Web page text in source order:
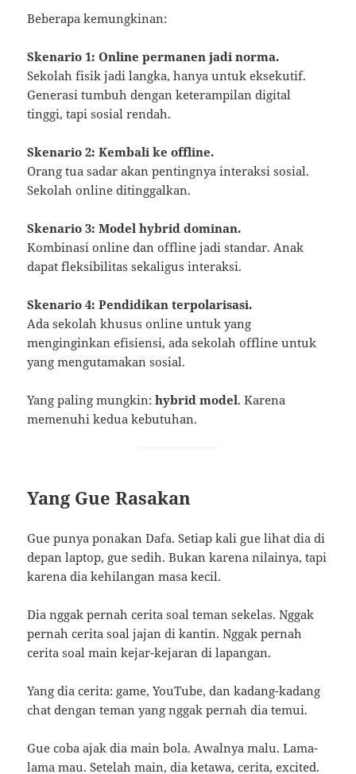
Beberapa kemungkinan:
Skenario 1: Online permanen jadi norma.
Sekolah fisik jadi langka, hanya untuk eksekutif.
Generasi tumbuh dengan keterampilan digital
tinggi, tapi sosial rendah.
Skenario 2: Kembali ke offline.
Orang tua sadar akan pentingnya interaksi sosial.
Sekolah online ditinggalkan.
Skenario 3: Model hybrid dominan.
Kombinasi online dan offline jadi standar. Anak
dapat fleksibilitas sekaligus interaksi.
Skenario 4: Pendidikan terpolarisasi.
Ada sekolah khusus online untuk yang
menginginkan efisiensi, ada sekolah offline untuk
yang mengutamakan sosial.
Yang paling mungkin:hybrid model. Karena
memenuhi kedua kebutuhan.
Yang Gue Rasakan
Gue punya ponakan Dafa. Setiap kali gue lihat dia di
depan laptop, gue sedih. Bukan karena nilainya, tapi
karena dia kehilangan masa kecil.
Dia nggak pernah cerita soal teman sekelas. Nggak
pernah cerita soal jajan di kantin. Nggak pernah
cerita soal main kejar-kejaran di lapangan.
Yang dia cerita: game, YouTube, dan kadang-kadang
chat dengan teman yang nggak pernah dia temui.
Gue coba ajak dia main bola. Awalnya malu. Lama-
lama mau. Setelah main, dia ketawa, cerita, excited.